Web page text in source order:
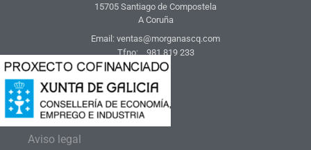
15705 Santiago de Compostela
A Coruña
Email: ventas@morganascq.com
Tfno: 981 819 233
Aviso legal